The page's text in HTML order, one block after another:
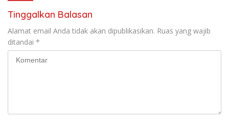
Tinggalkan Balasan
Alamat email Anda tidak akan dipublikasikan. Ruas yang wajib
ditandai *